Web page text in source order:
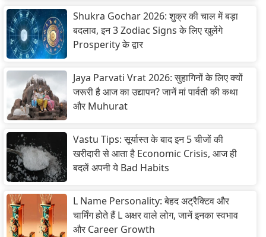
Shukra Gochar 2026: शुक्र की चाल में बड़ा
बदलाव, इन 3 Zodiac Signs के लिए खुलेंगे
Prosperity के द्वार
Jaya Parvati Vrat 2026: सुहागिनों के लिए क्यों
जरूरी है आज का उद्यापन? जानें मां पार्वती की कथा
और Muhurat
Vastu Tips: सूर्यास्त के बाद इन 5 चीजों की
खरीदारी से आता है Economic Crisis, आज ही
बदलें अपनी ये Bad Habits
L Name Personality: बेहद अट्रैक्टिव और
चार्मिंग होते हैं L अक्षर वाले लोग, जानें इनका स्वभाव
और Career Growth